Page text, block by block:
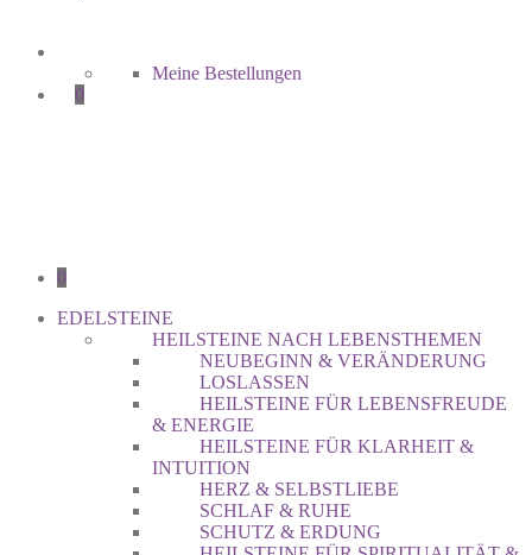
Meine Bestellungen
0
0
EDELSTEINE
HEILSTEINE NACH LEBENSTHEMEN
NEUBEGINN & VERÄNDERUNG
LOSLASSEN
HEILSTEINE FÜR LEBENSFREUDE
& ENERGIE
HEILSTEINE FÜR KLARHEIT &
INTUITION
HERZ & SELBSTLIEBE
SCHLAF & RUHE
SCHUTZ & ERDUNG